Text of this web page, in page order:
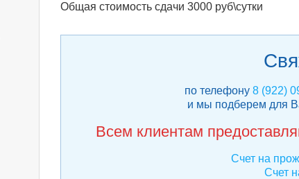
Общая стоимость сдачи 3000 руб\сутки
по телефону 8 (922)
и мы подберем для
Всем клиентам
Счет на
Счет